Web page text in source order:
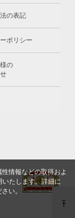
の表記
ポリシー
の
情報などの取得およ
たします。詳細に
い。